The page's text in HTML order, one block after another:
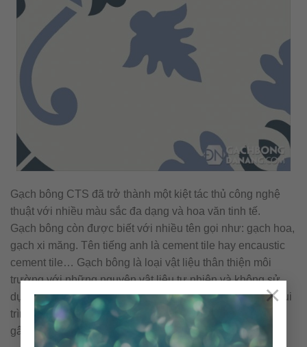
×
Gạch bông CTS đã trở thành một kiệt tác thủ công nghệ
thuật với nhiều màu sắc đa dạng và hoa văn tinh tế.
Gạch bông còn được biết với nhiều tên gọi như: gạch hoa,
gạch xi măng. Tên tiếng anh là cement tile hay encaustic
cement tile… Gạch bông là loại vật liệu thân thiện môi
trường với những nguyên vật liệu tự nhiên và không sử
dụng nhiên liệu đốt trong quá trình sản xuất. Cấu tạo & qui
trình nên viên gạch bông được sản xuất thủ công không
gây ra ô nhiễm môi trường.